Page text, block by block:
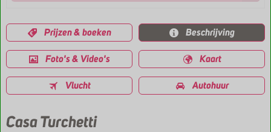
Prijzen & boeken Beschrijving
Foto's & Video's Kaart
Vlucht Autohuur
Casa Turchetti